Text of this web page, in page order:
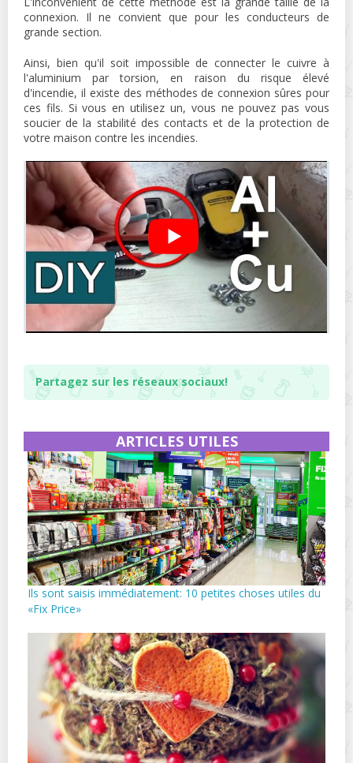
connexion. Il ne convient que pour les conducteurs de
grande section.
Ainsi, bien qu'il soit impossible de connecter le cuivre à
l'aluminium par torsion, en raison du risque élevé
d'incendie, il existe des méthodes de connexion sûres pour
ces fils. Si vous en utilisez un, vous ne pouvez pas vous
soucier de la stabilité des contacts et de la protection de
votre maison contre les incendies.
Partagez sur les réseaux sociaux!
ARTICLES UTILES
Ils sont saisis immédiatement: 10 petites choses utiles du
«Fix Price»